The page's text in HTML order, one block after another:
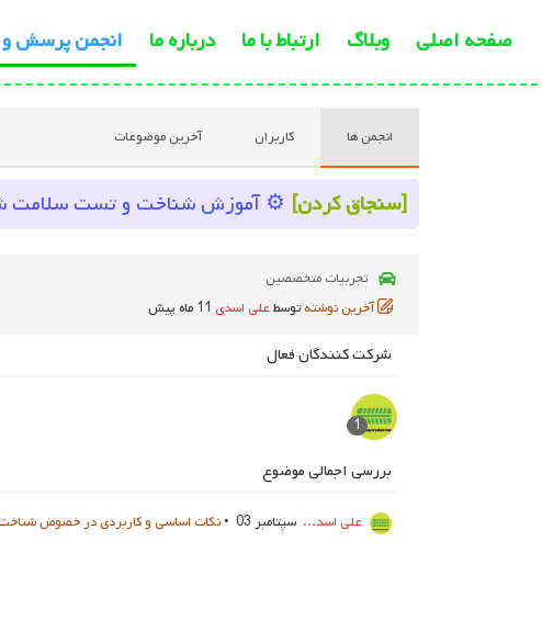
صفحه اصلی وبلاگ ارتباط با ما درباره ما انجمن پرسش و
انجمن ها کاربران آخرین موضوعات
[سنجاق کردن] ⚙️ آموزش شناخت و تست سلامت شلنگ ۴راهی بخارات روغن
تجربیات متخصصین
آخرین نوشته توسطعلی اسدی 11 ماه پیش
شرکت کنندگان فعال
1
بررسی اجمالی موضوع
علی اسد... سپتامبر 03 • نکات اساسی و کاربردی در خصوص شناخت آناتومی شلنگ